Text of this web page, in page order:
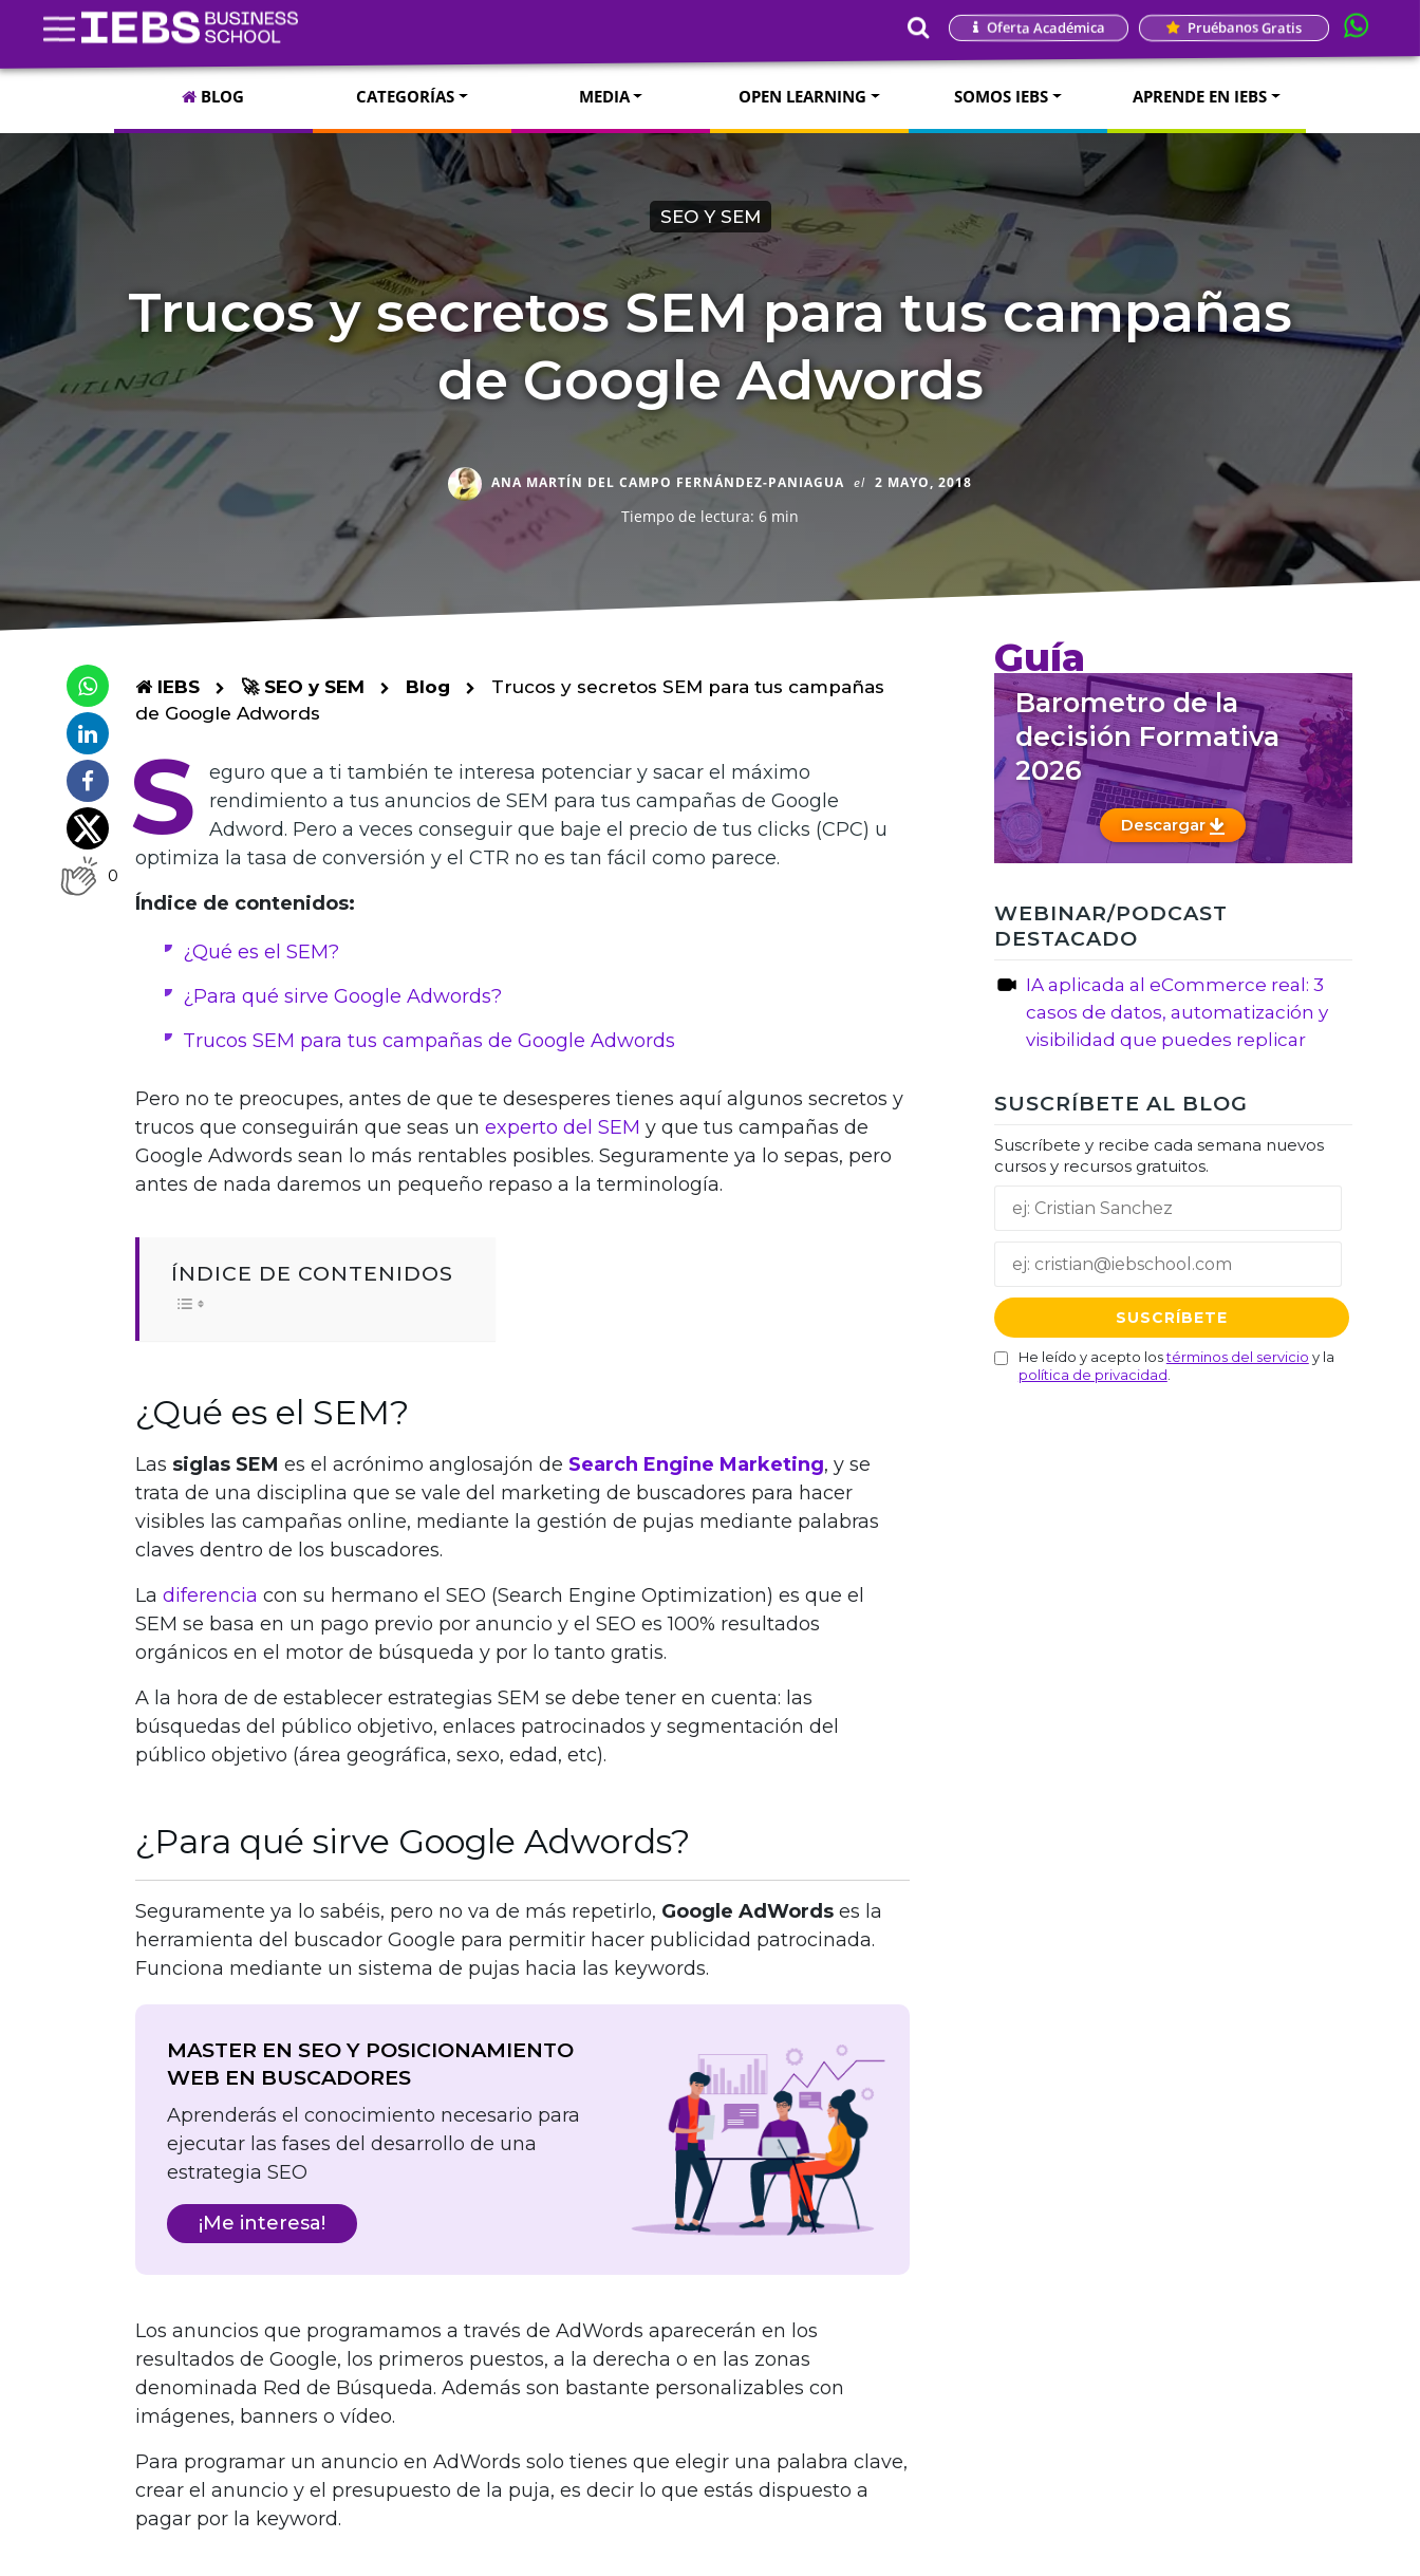
Oferta Académica Pruébanos Gratis
BLOG CATEGORÍAS MEDIA OPEN LEARNING SOMOS IEBS APRENDE EN IEBS
SEO Y SEM
Trucos y secretos SEM para tus campañas
de Google Adwords
ANA MARTÍN DEL CAMPO FERNÁNDEZ-PANIAGUA el 2 MAYO, 2018
Tiempo de lectura: 6 min
0
IEBS 🚀 SEO y SEM Blog
Trucos y secretos SEM para tus campañas
de Google Adwords
S
eguro que a ti también te interesa potenciar y sacar el máximo
rendimiento a tus anuncios de SEM para tus campañas de Google
Adword. Pero a veces conseguir que baje el precio de tus clicks (CPC) u
optimiza la tasa de conversión y el CTR no es tan fácil como parece.
Índice de contenidos:
¿Qué es el SEM?
¿Para qué sirve Google Adwords?
Trucos SEM para tus campañas de Google Adwords
Pero no te preocupes, antes de que te desesperes tienes aquí algunos secretos y
trucos que conseguirán que seas un experto del SEM y que tus campañas de
Google Adwords sean lo más rentables posibles. Seguramente ya lo sepas, pero
antes de nada daremos un pequeño repaso a la terminología.
ÍNDICE DE CONTENIDOS
¿Qué es el SEM?
Las siglas SEM es el acrónimo anglosajón de Search Engine Marketing, y se
trata de una disciplina que se vale del marketing de buscadores para hacer
visibles las campañas online, mediante la gestión de pujas mediante palabras
claves dentro de los buscadores.
La diferencia con su hermano el SEO (Search Engine Optimization) es que el
SEM se basa en un pago previo por anuncio y el SEO es 100% resultados
orgánicos en el motor de búsqueda y por lo tanto gratis.
A la hora de de establecer estrategias SEM se debe tener en cuenta: las
búsquedas del público objetivo, enlaces patrocinados y segmentación del
público objetivo (área geográfica, sexo, edad, etc).
¿Para qué sirve Google Adwords?
Seguramente ya lo sabéis, pero no va de más repetirlo, Google AdWords es la
herramienta del buscador Google para permitir hacer publicidad patrocinada.
Funciona mediante un sistema de pujas hacia las keywords.
MASTER EN SEO Y POSICIONAMIENTO
WEB EN BUSCADORES
Aprenderás el conocimiento necesario para
ejecutar las fases del desarrollo de una
estrategia SEO
¡Me interesa!
Los anuncios que programamos a través de AdWords aparecerán en los
resultados de Google, los primeros puestos, a la derecha o en las zonas
denominada Red de Búsqueda. Además son bastante personalizables con
imágenes, banners o vídeo.
Para programar un anuncio en AdWords solo tienes que elegir una palabra clave,
crear el anuncio y el presupuesto de la puja, es decir lo que estás dispuesto a
pagar por la keyword.
Guía
Barometro de la
decisión Formativa
2026
Descargar
WEBINAR/PODCAST
DESTACADO
IA aplicada al eCommerce real: 3
casos de datos, automatización y
visibilidad que puedes replicar
SUSCRÍBETE AL BLOG
Suscríbete y recibe cada semana nuevos
cursos y recursos gratuitos.
He leído y acepto lostérminos del servicio y la
política de privacidad